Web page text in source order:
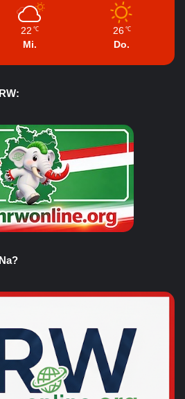
22 ℃
Mi.
26 ℃
Do.